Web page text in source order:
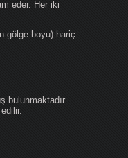
eder. Her iki
gölge boyu) hariç
bulunmaktadır.